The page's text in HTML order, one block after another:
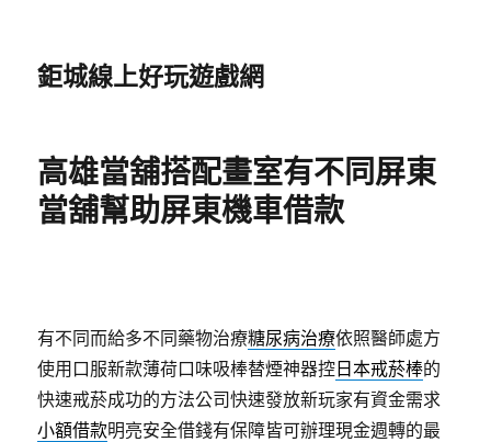
鉅城線上好玩遊戲網
高雄當舖搭配畫室有不同屏東
當舖幫助屏東機車借款
有不同而給多不同藥物治療糖尿病治療依照醫師處方
使用口服新款薄荷口味吸棒替煙神器控 日本戒菸棒的
快速戒菸成功的方法公司快速發放新玩家有資金需求
小額借款明亮安全借錢有保障皆可辦理現金週轉的最